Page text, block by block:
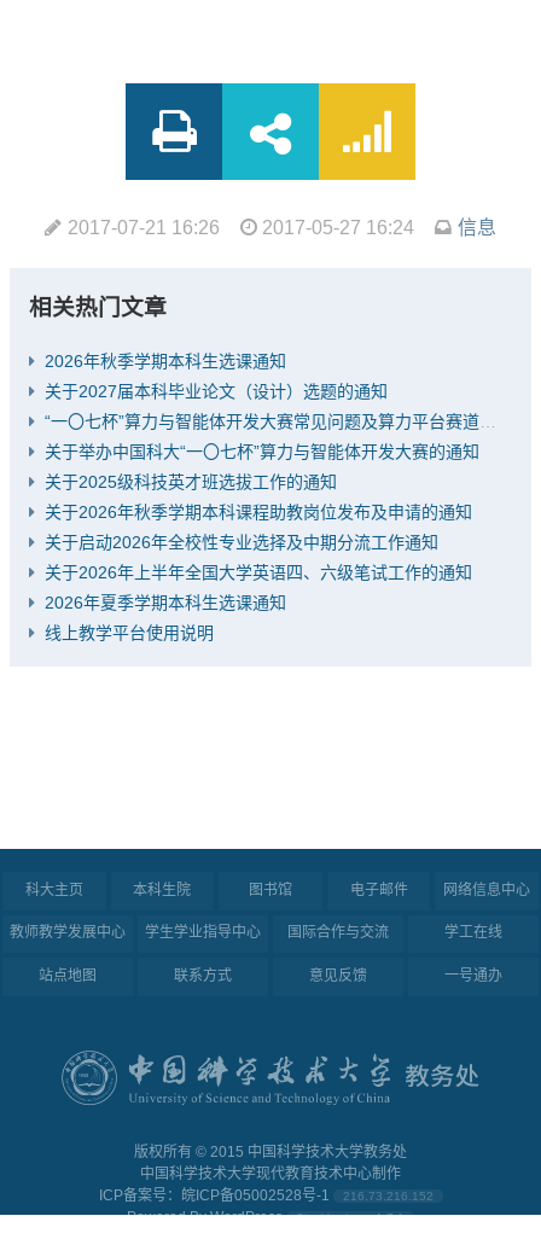
2017-07-21 16:26 2017-05-27 16:24 信息
相关热门文章
2026年秋季学期本科生选课通知
关于2027届本科毕业论文（设计）选题的通知
“一〇七杯”算力与智能体开发大赛常见问题及算力平台赛道推荐题目
关于举办中国科大“一〇七杯”算力与智能体开发大赛的通知
关于2025级科技英才班选拔工作的通知
关于2026年秋季学期本科课程助教岗位发布及申请的通知
关于启动2026年全校性专业选择及中期分流工作通知
关于2026年上半年全国大学英语四、六级笔试工作的通知
2026年夏季学期本科生选课通知
线上教学平台使用说明
科大主页 本科生院 图书馆 电子邮件 网络信息中心
教师教学发展中心 学生学业指导中心 国际合作与交流 学工在线
站点地图 联系方式 意见反馈 一号通办
版权所有 ©︎ 2015 中国科学技术大学教务处
中国科学技术大学现代教育技术中心制作
ICP备案号：皖ICP备05002528号-1
216.73.216.152
Powered ByWordPress Site Version: v1.7.1